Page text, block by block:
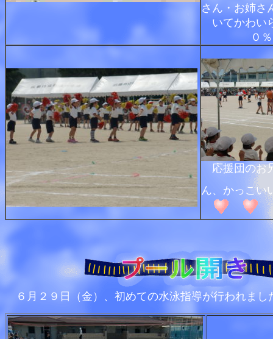
さん・お姉さ
いてかわい
０
応援団のお
ん、かっこ
６月２９日（金）、初めての水泳指導が行われまし